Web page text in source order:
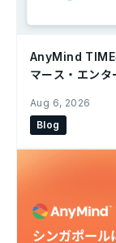
AnyMind
マース・エン
Aug 6, 2026
Blog